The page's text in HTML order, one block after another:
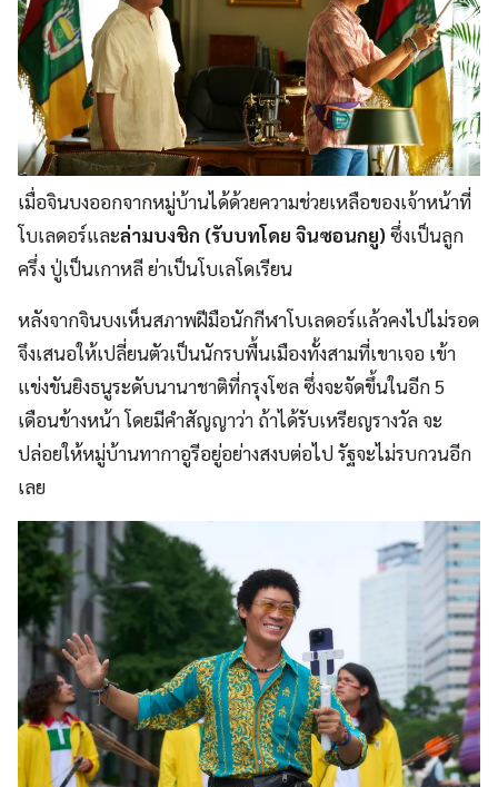
เมื่อจินบงออกจากหมู่บ้านได้ด้วยความช่วยเหลือของเจ้าหน้าที่
โบเลดอร์และล่ามบงชิก (รับบทโดย จินซอนกยู)ซึ่งเป็นลูก
ครึ่ง ปู่เป็นเกาหลี ย่าเป็นโบเลโดเรียน
หลังจากจินบงเห็นสภาพฝีมือนักกีฬาโบเลดอร์แล้วคงไปไม่รอด
จึงเสนอให้เปลี่ยนตัวเป็นนักรบพื้นเมืองทั้งสามที่เขาเจอ เข้า
แข่งขันยิงธนูระดับนานาชาติที่กรุงโซล ซึ่งจะจัดขึ้นในอีก 5
เดือนข้างหน้า โดยมีคำสัญญาว่า ถ้าได้รับเหรียญรางวัล จะ
ปล่อยให้หมู่บ้านทากาอูรีอยู่อย่างสงบต่อไป รัฐจะไม่รบกวนอีก
เลย